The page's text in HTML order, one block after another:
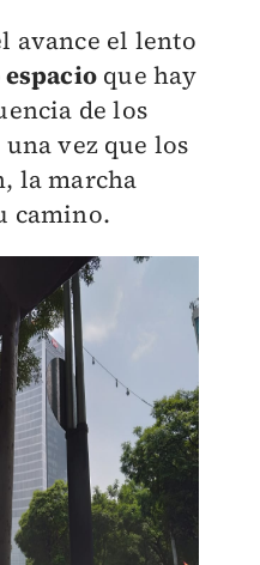
avance el lento
que hay
de los
una vez que los
la marcha
camino.